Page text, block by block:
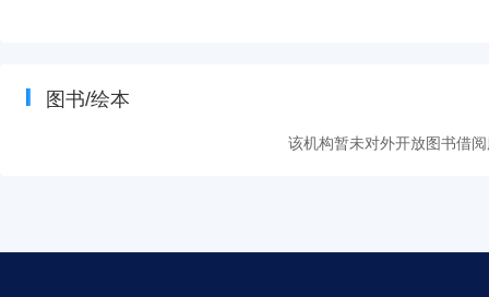
图书/绘本
该机构暂未对外开放图书借